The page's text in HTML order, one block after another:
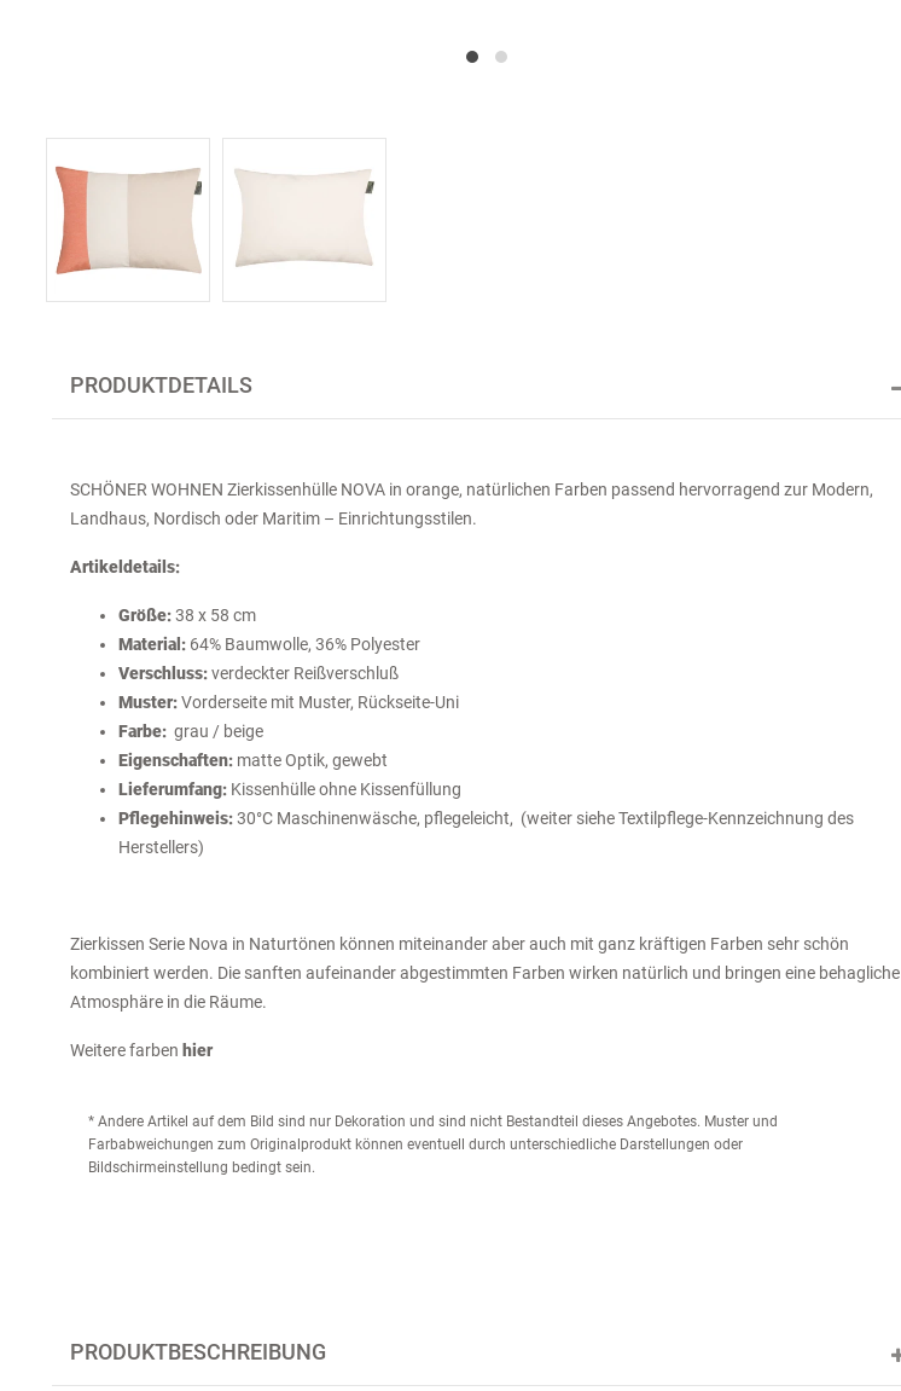
PRODUKTDETAILS
SCHÖNER WOHNEN Zierkissenhülle NOVA in orange, natürlichen Farben passend hervorragend zur Modern,
Landhaus, Nordisch oder Maritim – Einrichtungsstilen.
Artikeldetails:
Größe:38 x 58 cm
Material:64% Baumwolle, 36% Polyester
Verschluss:verdeckter Reißverschluß
Muster:Vorderseite mit Muster, Rückseite-Uni
Farbe:grau / beige
Eigenschaften:matte Optik, gewebt
Lieferumfang:Kissenhülle ohne Kissenfüllung
Pflegehinweis:30°C Maschinenwäsche, pflegeleicht, (weiter siehe Textilpflege-Kennzeichnung des
Herstellers)
Zierkissen Serie Nova in Naturtönen können miteinander aber auch mit ganz kräftigen Farben sehr schön
kombiniert werden. Die sanften aufeinander abgestimmten Farben wirken natürlich und bringen eine behagliche
Atmosphäre in die Räume.
Weitere farben hier
* Andere Artikel auf dem Bild sind nur Dekoration und sind nicht Bestandteil dieses Angebotes. Muster und
Farbabweichungen zum Originalprodukt können eventuell durch unterschiedliche Darstellungen oder
Bildschirmeinstellung bedingt sein.
PRODUKTBESCHREIBUNG